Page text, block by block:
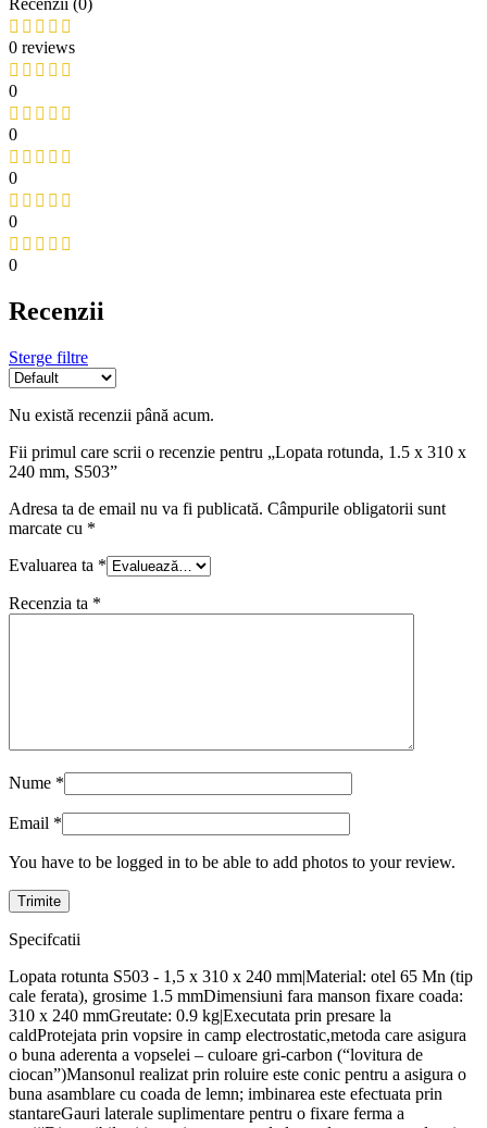
Recenzii (0)
0 reviews
0
0
0
0
0
Recenzii
Sterge filtre
Nu există recenzii până acum.
Fii primul care scrii o recenzie pentru „Lopata rotunda, 1.5 x 310 x
240 mm, S503”
Adresa ta de email nu va fi publicată. Câmpurile obligatorii sunt
marcate cu *
Evaluarea ta *
Recenzia ta *
Nume *
Email *
You have to be logged in to be able to add photos to your review.
Specifcatii
Lopata rotunta S503 - 1,5 x 310 x 240 mm|Material: otel 65 Mn (tip
cale ferata), grosime 1.5 mmDimensiuni fara manson fixare coada:
310 x 240 mmGreutate: 0.9 kg|Executata prin presare la
caldProtejata prin vopsire in camp electrostatic,metoda care asigura
o buna aderenta a vopselei – culoare gri-carbon (“lovitura de
ciocan”)Mansonul realizat prin roluire este conic pentru a asigura o
buna asamblare cu coada de lemn; imbinarea este efectuata prin
stantareGauri laterale suplimentare pentru o fixare ferma a